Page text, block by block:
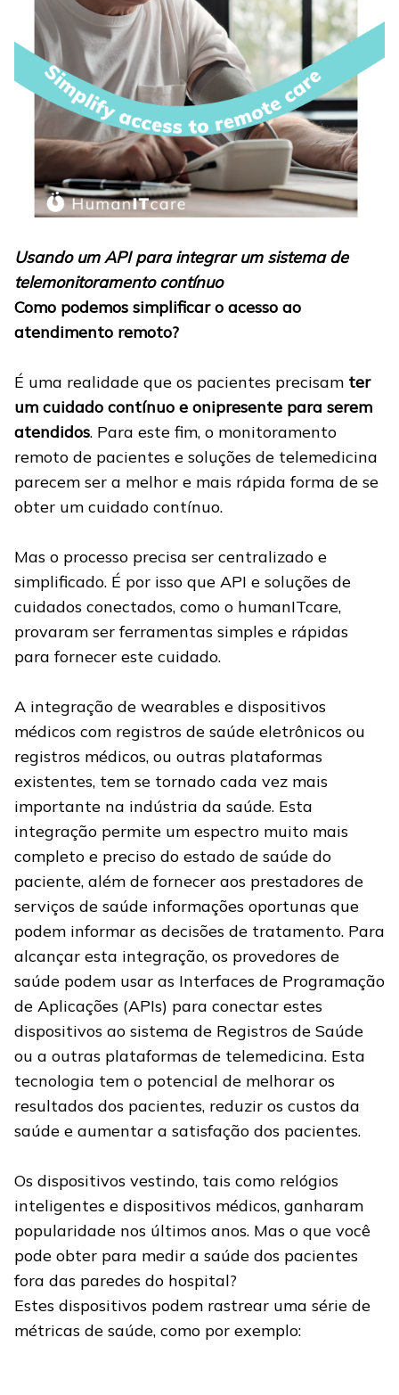
Usando um API para integrar um sistema de
telemonitoramento contínuo
Como podemos simplificar o acesso ao
atendimento remoto?
É uma realidade que os pacientes precisam ter
um cuidado contínuo e onipresente para serem
atendidos. Para este fim, o monitoramento
remoto de pacientes e soluções de telemedicina
parecem ser a melhor e mais rápida forma de se
obter um cuidado contínuo.
Mas o processo precisa ser centralizado e
simplificado. É por isso que API e soluções de
cuidados conectados, como o humanITcare,
provaram ser ferramentas simples e rápidas
para fornecer este cuidado.
A integração de wearables e dispositivos
médicos com registros de saúde eletrônicos ou
registros médicos, ou outras plataformas
existentes, tem se tornado cada vez mais
importante na indústria da saúde. Esta
integração permite um espectro muito mais
completo e preciso do estado de saúde do
paciente, além de fornecer aos prestadores de
serviços de saúde informações oportunas que
podem informar as decisões de tratamento. Para
alcançar esta integração, os provedores de
saúde podem usar as Interfaces de Programação
de Aplicações (APIs) para conectar estes
dispositivos ao sistema de Registros de Saúde
ou a outras plataformas de telemedicina. Esta
tecnologia tem o potencial de melhorar os
resultados dos pacientes, reduzir os custos da
saúde e aumentar a satisfação dos pacientes.
Os dispositivos vestindo, tais como relógios
inteligentes e dispositivos médicos, ganharam
popularidade nos últimos anos. Mas o que você
pode obter para medir a saúde dos pacientes
fora das paredes do hospital?
Estes dispositivos podem rastrear uma série de
métricas de saúde, como por exemplo: